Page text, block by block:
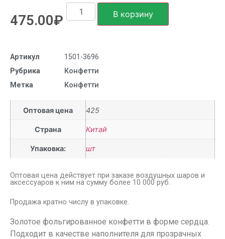
475.00₽ В корзину
Артикул
1501-3696
Рубрика
Конфетти
Метка
Конфетти
Оптовая цена 425
Страна Китай
Упаковка: шт
Оптовая цена действует при заказе воздушных шаров и
аксессуаров к ним на сумму более 10 000 руб.
Продажа кратно числу в упаковке.
Золотое фольгированное конфетти в форме сердца.
Подходит в качестве наполнителя для прозрачных